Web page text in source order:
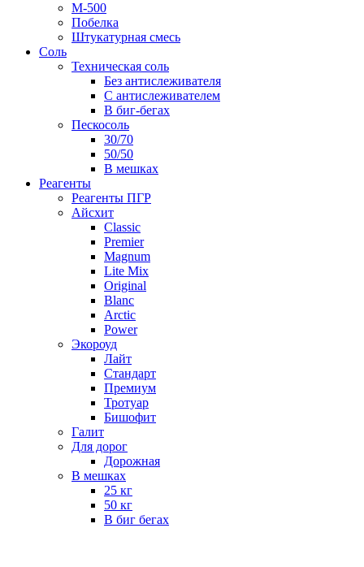
М-500
Побелка
Штукатурная смесь
Соль
Техническая соль
Без антислеживателя
С антислеживателем
В биг-бегах
Пескосоль
30/70
50/50
В мешках
Реагенты
Реагенты ПГР
Айсхит
Classic
Premier
Magnum
Lite Mix
Original
Blanc
Arctic
Power
Экороуд
Лайт
Стандарт
Премиум
Тротуар
Бишофит
Галит
Для дорог
Дорожная
В мешках
25 кг
50 кг
В биг бегах